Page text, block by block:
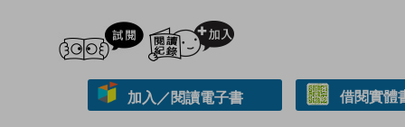
試閲
加入／閱讀電子書 借閱實體